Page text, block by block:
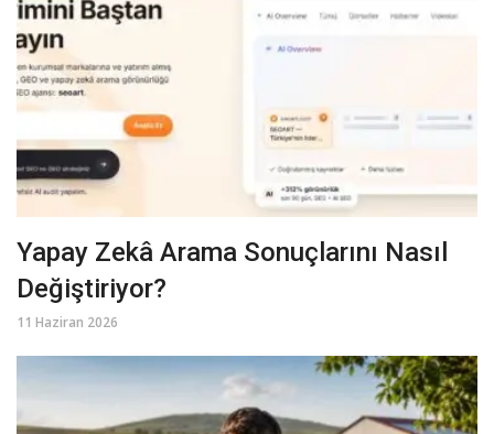
Yapay Zekâ Arama Sonuçlarını Nasıl
Değiştiriyor?
11 Haziran 2026